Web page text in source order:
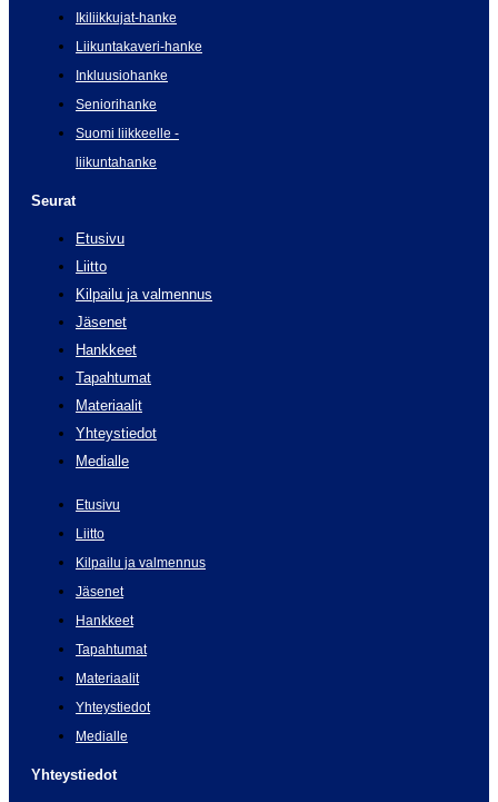
Ikiliikkujat-hanke
Liikuntakaveri-hanke
Inkluusiohanke
Seniorihanke
Suomi liikkeelle -
liikuntahanke
Seurat
Etusivu
Liitto
Kilpailu ja valmennus
Jäsenet
Hankkeet
Tapahtumat
Materiaalit
Yhteystiedot
Medialle
Etusivu
Liitto
Kilpailu ja valmennus
Jäsenet
Hankkeet
Tapahtumat
Materiaalit
Yhteystiedot
Medialle
Yhteystiedot